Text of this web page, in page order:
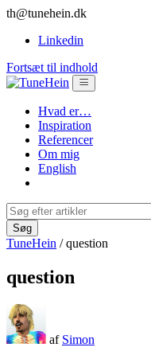
th@tunehein.dk
Linkedin
Fortsæt til indhold
Hvad er…
Inspiration
Referencer
Om mig
English
TuneHein /question
question
af Simon